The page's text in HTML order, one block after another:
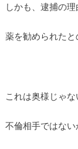
しかも、逮捕の
薬を勧められたと
これは奥様じゃ
不倫相手ではない